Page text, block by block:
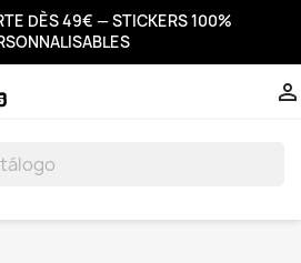
DÈS 49€ — STICKERS 100%
